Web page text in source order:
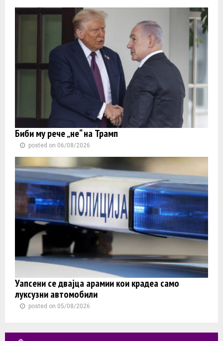
Биби му рече „не“ на Трамп
posted on 06/08/2026
Уапсени се двајца арамии кои крадеа само
луксузни автомобили
posted on 05/08/2026